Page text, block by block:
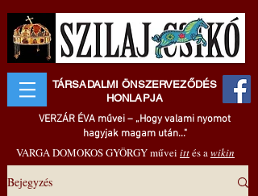
TÁRSADALMI ÖNSZERVEZŐDÉS
HONLAPJA
VERZÁR ÉVA művei – „Hogy valami nyomot
hagyjak magam után..."
VARGA DOMOKOS GYÖRGY művei ittés awikin
Bejegyzés